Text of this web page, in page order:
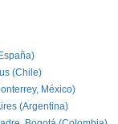
(Chile)
México)
(Argentina)